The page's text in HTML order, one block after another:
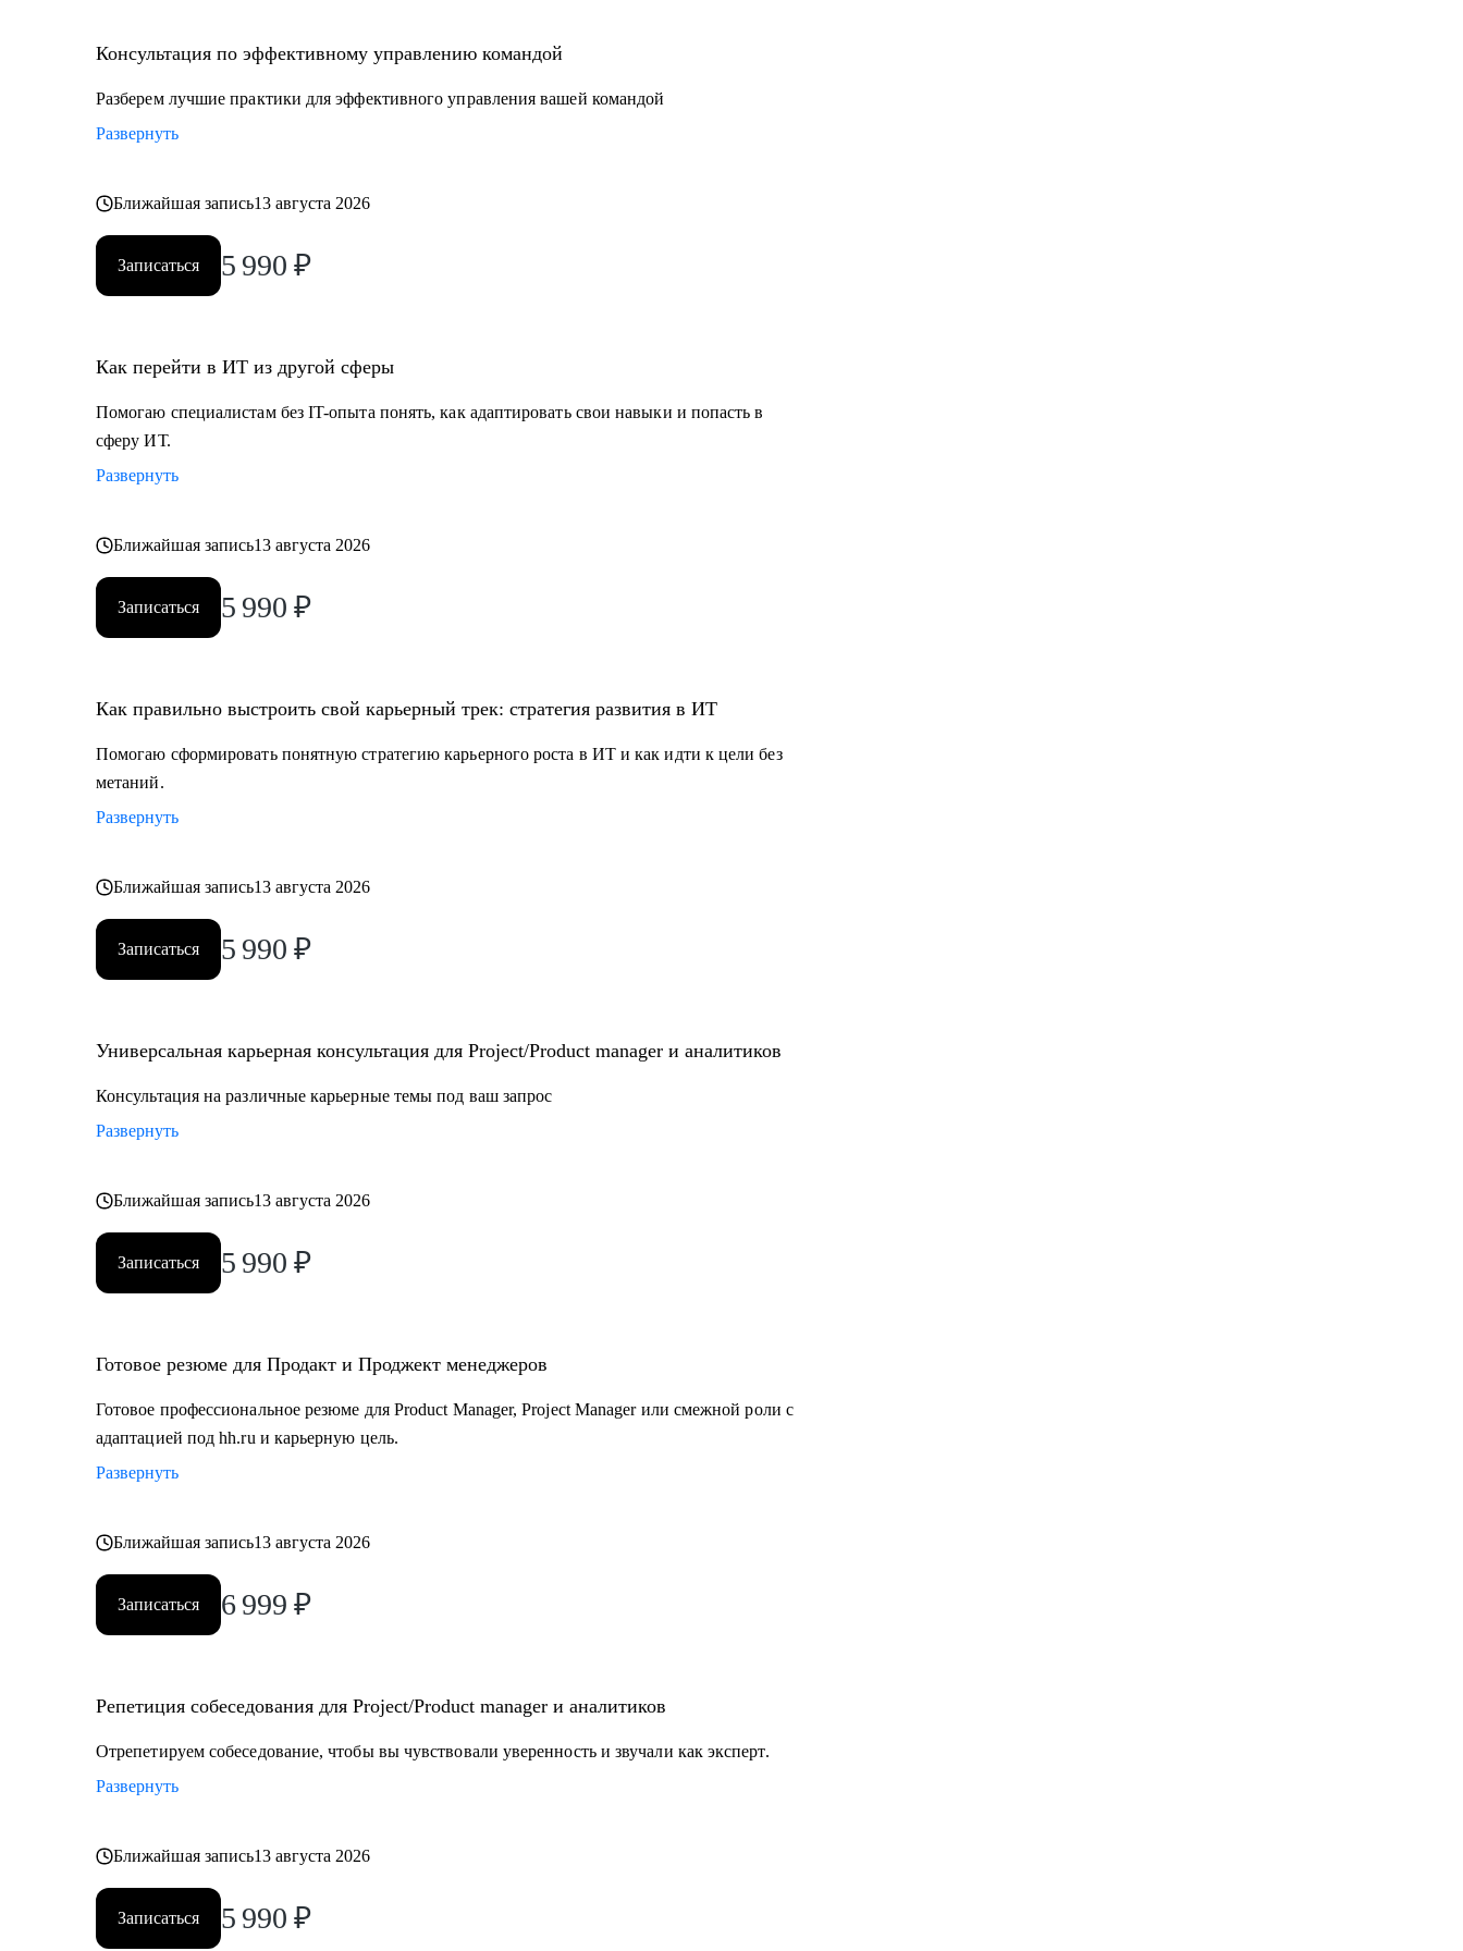
команду.
на проектах. А если ты новичок и только определяешься с выбором, я проведу для тебя обзор на
Консультация по эффективному управлению командой
Разберем лучшие практики для эффективного управления вашей командой
Развернуть
Ближайшая запись13 августа 2026
Записаться 5 990 ₽
Как перейти в ИТ из другой сферы
Помогаю специалистам без IT-опыта понять, как адаптировать свои навыки и попасть в
сферу ИТ.
Развернуть
Ближайшая запись13 августа 2026
Записаться 5 990 ₽
Как правильно выстроить свой карьерный трек: стратегия развития в ИТ
Помогаю сформировать понятную стратегию карьерного роста в ИТ и как идти к цели без
метаний.
Развернуть
Ближайшая запись13 августа 2026
Записаться 5 990 ₽
Универсальная карьерная консультация для Project/Product manager и аналитиков
Консультация на различные карьерные темы под ваш запрос
Развернуть
Ближайшая запись13 августа 2026
Записаться 5 990 ₽
Готовое резюме для Продакт и Проджект менеджеров
Готовое профессиональное резюме для Product Manager, Project Manager или смежной роли с
адаптацией под hh.ru и карьерную цель.
Развернуть
Ближайшая запись13 августа 2026
Записаться 6 999 ₽
Репетиция собеседования для Project/Product manager и аналитиков
Отрепетируем собеседование, чтобы вы чувствовали уверенность и звучали как эксперт.
Развернуть
Ближайшая запись13 августа 2026
Записаться 5 990 ₽